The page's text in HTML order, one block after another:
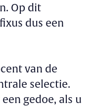
Op dit
dus een
van de
selectie.
gedoe, als u